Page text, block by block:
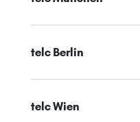
telc Berlin
telc Wien